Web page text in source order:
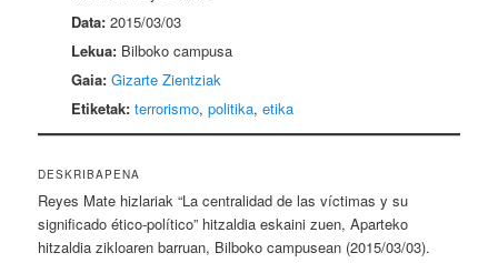
Data: 2015/03/03
Lekua: Bilboko campusa
Gaia: Gizarte Zientziak
Etiketak: terrorismo,politika,etika
DESKRIBAPENA
Reyes Mate hizlariak “La centralidad de las víctimas y su
significado ético-político” hitzaldia eskaini zuen, Aparteko
hitzaldia zikloaren barruan, Bilboko campusean (2015/03/03).